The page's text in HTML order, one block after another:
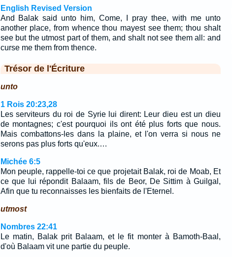
English Revised Version
And Balak said unto him, Come, I pray thee, with me unto
another place, from whence thou mayest see them; thou shalt
see but the utmost part of them, and shalt not see them all: and
curse me them from thence.
Trésor de l'Écriture
unto
1 Rois 20:23,28
Les serviteurs du roi de Syrie lui dirent: Leur dieu est un dieu
de montagnes; c'est pourquoi ils ont été plus forts que nous.
Mais combattons-les dans la plaine, et l'on verra si nous ne
serons pas plus forts qu'eux.…
Michée 6:5
Mon peuple, rappelle-toi ce que projetait Balak, roi de Moab, Et
ce que lui répondit Balaam, fils de Beor, De Sittim à Guilgal,
Afin que tu reconnaisses les bienfaits de l'Eternel.
utmost
Nombres 22:41
Le matin, Balak prit Balaam, et le fit monter à Bamoth-Baal,
d'où Balaam vit une partie du peuple.